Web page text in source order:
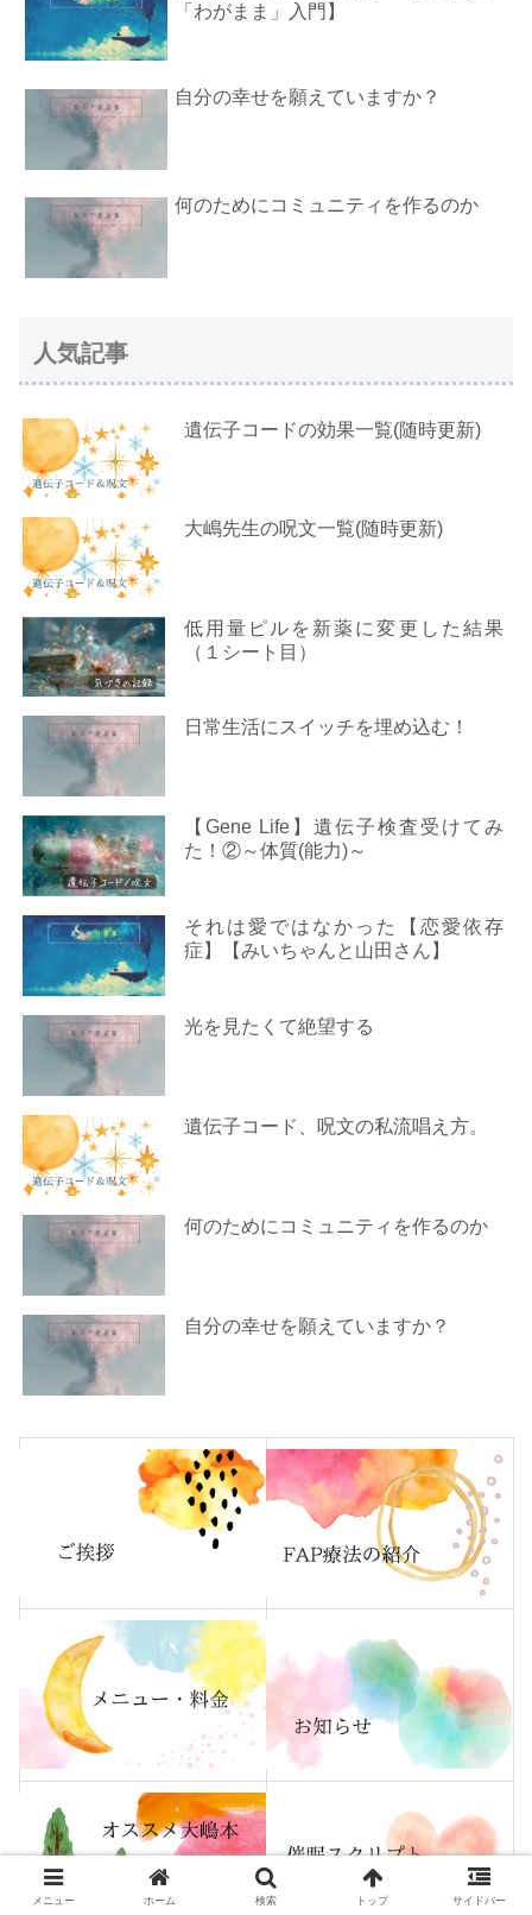
「わがまま」入門】
自分の幸せを願えていますか？
何のためにコミュニティを作るのか
人気記事
遺伝子コードの効果一覧(随時更新)
大嶋先生の呪文一覧(随時更新)
低用量ピルを新薬に変更した結果
（１シート目）
日常生活にスイッチを埋め込む！
【Gene Life】遺伝子検査受けてみ
た！②～体質(能力)～
それは愛ではなかった【恋愛依存
症】【みいちゃんと山田さん】
光を見たくて絶望する
遺伝子コード、呪文の私流唱え方。
何のためにコミュニティを作るのか
自分の幸せを願えていますか？
メニュー ホーム 検索 トップ サイドバー